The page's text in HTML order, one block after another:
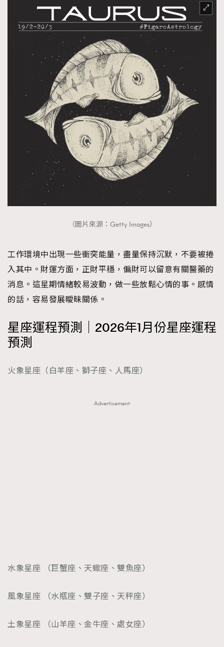
（圖片來源：Getty Images）
工作環境中出現一些衝突能量，盡量保持沉默，不要被捲
入其中。財運方面，正財平穩，偏財可以留意有關醫藥的
消息。這星期情緒較易波動，做一些放鬆心情的事。感情
的話，容易發展曖昧關係。
星座運程預測｜2026年1月份星座運程
預測
火象星座（白羊座、獅子座、人馬座）
Advertisement
水象星座 （巨蟹座、天蠍座、雙魚座）
風象星座 （水瓶座、雙子座、天秤座）
土象星座 （山羊座、金牛座、處女座）